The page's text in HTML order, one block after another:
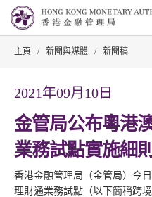
主頁 / 新聞與媒體 / 新聞稿
2021年09月10日
金管局公布粵港
業務試點實施細
香港金融管理局（金管局）今
理財通業務試點（以下簡稱跨